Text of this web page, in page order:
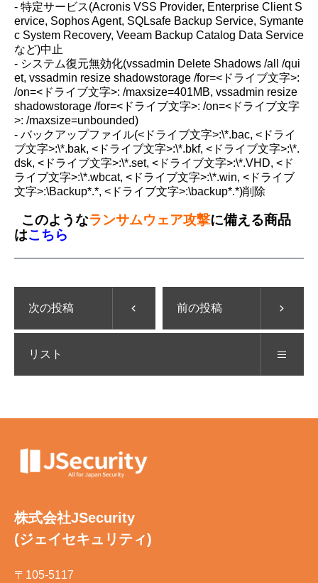
- 特定サービス(Acronis VSS Provider, Enterprise Client S
ervice, Sophos Agent, SQLsafe Backup Service, Symante
c System Recovery, Veeam Backup Catalog Data Service
など)中止
- システム復元無効化(vssadmin Delete Shadows /all /qui
et, vssadmin resize shadowstorage /for=<ドライブ文字>:
/on=<ドライブ文字>: /maxsize=401MB, vssadmin resize
shadowstorage /for=<ドライブ文字>: /on=<ドライブ文字
>: /maxsize=unbounded)
- バックアップファイル(<ドライブ文字>:\*.bac, <ドライ
ブ文字>:\*.bak, <ドライブ文字>:\*.bkf, <ドライブ文字>:\*.
dsk, <ドライブ文字>:\*.set, <ドライブ文字>:\*.VHD, <ド
ライブ文字>:\*.wbcat, <ドライブ文字>:\*.win, <ドライブ
文字>:\Backup*.*, <ドライブ文字>:\backup*.*)削除
このようなランサムウェア攻撃に備える商品
はこちら
次の投稿 前の投稿
リスト
株式会社JSecurity
(ジェイセキュリティ)
〒105-5117